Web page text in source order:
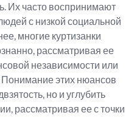
Их часто воспринимают
с низкой социальной
многие куртизанки
рассматривая ее
независимости или
этих нюансов
но и углубить
рассматривая ее с точки